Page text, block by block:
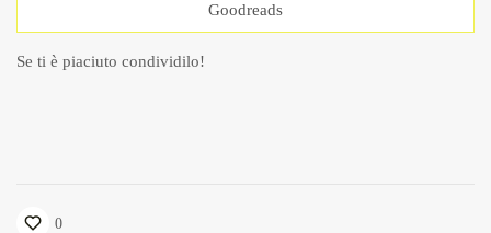
Goodreads
Se ti è piaciuto condividilo!
0